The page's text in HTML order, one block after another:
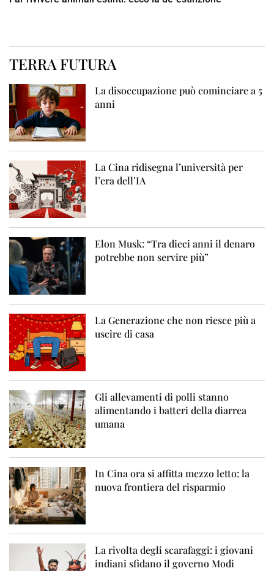
TERRA FUTURA
La disoccupazione può cominciare a 5
anni
La Cina ridisegna l’università per
l’era dell’IA
Elon Musk: “Tra dieci anni il denaro
potrebbe non servire più”
La Generazione che non riesce più a
uscire di casa
Gli allevamenti di polli stanno
alimentando i batteri della diarrea
umana
In Cina ora si affitta mezzo letto: la
nuova frontiera del risparmio
La rivolta degli scarafaggi: i giovani
indiani sfidano il governo Modi